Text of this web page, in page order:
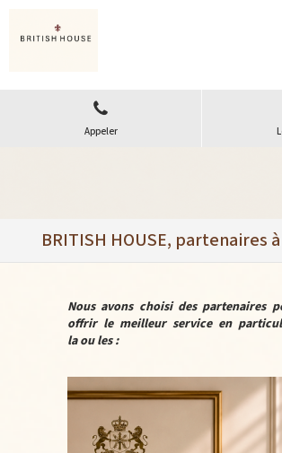
Appeler
BRITISH HOUSE, partenaires
Nous avons choisi des partenaires
offrir le meilleur service en
la ou les :